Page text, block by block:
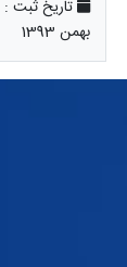
تاریخ ثبت :
بهمن 1393